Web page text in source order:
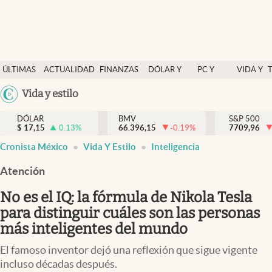
ÚLTIMAS
NOTICIAS
ACTUALIDAD
FINANZAS
DÓLAR Y
PC Y
VIDA Y
México
Vida y estilo
Actualidad
Finanzas y economía
Dólar y mercados
Pc y celular
Vida y estilo
Tv
DÓLAR
$ 17,15 0.13%
BMV
66.396,15
-0.19%
S&P 500
7709,96
Cronista México Vida Y Estilo Inteligencia
Atención
No es el IQ: la fórmula de Nikola Tesla
para distinguir cuáles son las personas
más inteligentes del mundo
El famoso inventor dejó una reflexión que sigue vigente
incluso décadas después.